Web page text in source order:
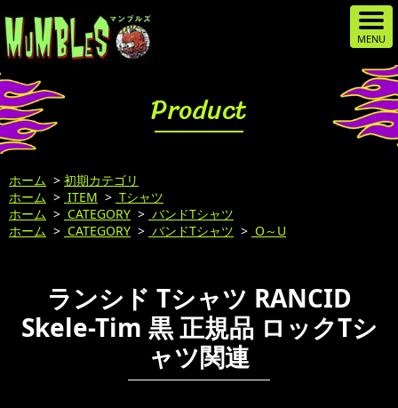
Product
ホーム > 初期カテゴリ
ホーム > ITEM > Tシャツ
ホーム > CATEGORY > バンドTシャツ
ホーム > CATEGORY > バンドTシャツ > O～U
ランシド Tシャツ RANCID
Skele-Tim 黒 正規品 ロックTシ
ャツ関連